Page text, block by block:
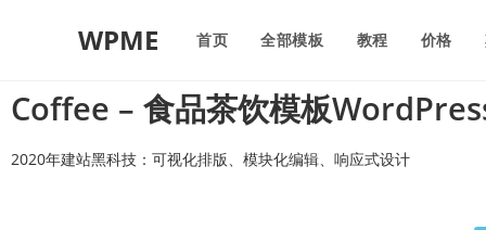
WPME 首页 全部模板 教程 价格
Coffee – 食品茶饮模板
2020年建站黑科技：可视化排版、模块化编辑、响应式设计